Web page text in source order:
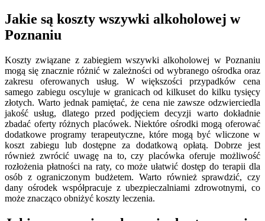
Jakie są koszty wszywki alkoholowej w
Poznaniu
Koszty związane z zabiegiem wszywki alkoholowej w Poznaniu
mogą się znacznie różnić w zależności od wybranego ośrodka oraz
zakresu oferowanych usług. W większości przypadków cena
samego zabiegu oscyluje w granicach od kilkuset do kilku tysięcy
złotych. Warto jednak pamiętać, że cena nie zawsze odzwierciedla
jakość usług, dlatego przed podjęciem decyzji warto dokładnie
zbadać oferty różnych placówek. Niektóre ośrodki mogą oferować
dodatkowe programy terapeutyczne, które mogą być wliczone w
koszt zabiegu lub dostępne za dodatkową opłatą. Dobrze jest
również zwrócić uwagę na to, czy placówka oferuje możliwość
rozłożenia płatności na raty, co może ułatwić dostęp do terapii dla
osób z ograniczonym budżetem. Warto również sprawdzić, czy
dany ośrodek współpracuje z ubezpieczalniami zdrowotnymi, co
może znacząco obniżyć koszty leczenia.